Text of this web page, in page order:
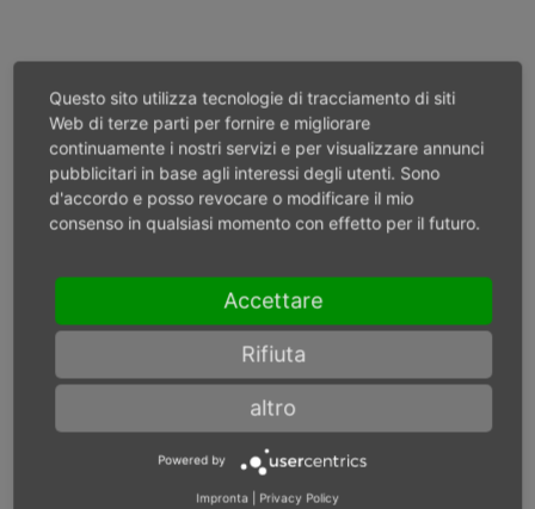
Attrezzati per
applicazioni
Con MD Drucklufttechnik sarete
sempre attrezzati al meglio
Questo sito utilizza tecnologie di tracciamento di siti
Web di terze parti per fornire e migliorare
continuamente i nostri servizi e per visualizzare annunci
pubblicitari in base agli interessi degli utenti. Sono
d'accordo e posso revocare o modificare il mio
consenso in qualsiasi momento con effetto per il futuro.
Accettare
Rifiuta
altro
Powered by
Impronta Privacy Policy